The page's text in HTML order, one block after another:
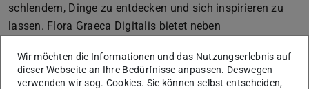
schlendern, Dinge zu entdecken und sich inspirieren zu
lassen. Flora Graeca Digitalis bietet neben
Bedienung insbesondere auf mobilen Geräten wie
Tablets.
Wir möchten die Informationen und das Nutzungserlebnis auf
dieser Webseite an Ihre Bedürfnisse anpassen. Deswegen
verwenden wir sog. Cookies. Sie können selbst entscheiden,